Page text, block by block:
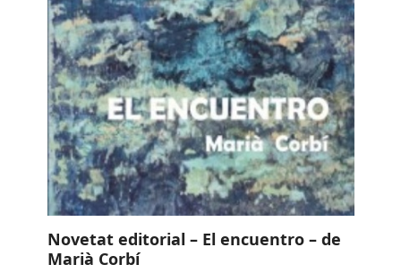
Novetat editorial – El encuentro – de
Marià Corbí